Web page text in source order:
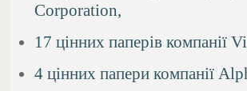
Corporation,
17 цінних паперів компанії
4 цінних папери компанії